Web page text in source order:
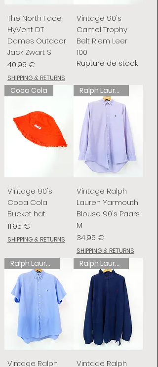
The North Face
HyVent DT
Dames Outdoor
Jack Zwart S
Prix
40,95 €
SHIPPING & RETURNS
Vintage 90's
Camel Trophy
Belt Riem Leer
100
Rupture de stock
Coca Cola
Vintage 90's
Coca Cola
Bucket hat
Prix
11,95 €
SHIPPING & RETURNS
Ralph Lauren
Vintage Ralph
Lauren Yarmouth
Blouse 90's Paars
M
Prix
34,95 €
SHIPPING & RETURNS
Ralph Lauren
Vintage Ralph
Ralph Lauren
Vintage Ralph